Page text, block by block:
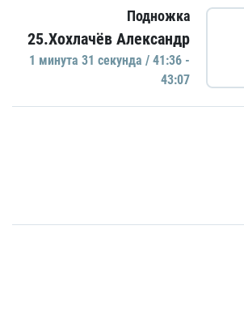
Подножка
25.Хохлачёв Александр
1 минутa 31 секундa / 41:36 -
43:07